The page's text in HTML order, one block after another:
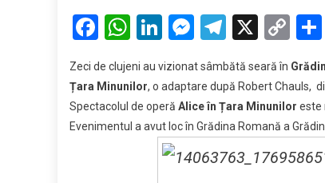
Facebook
WhatsApp
LinkedIn
Messenger
Telegram
X
Zeci de clujeni au vizionat sâmbătă seară în
Țara Minunilor, o adaptare după Robert Chauls,
Spectacolul de operă Alice în Țara Minunilor este
Evenimentul a avut loc în Grădina Romană a